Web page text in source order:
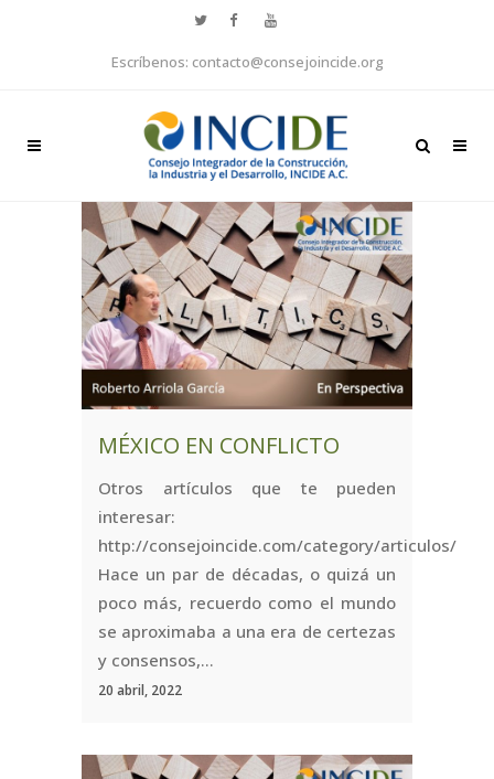
Escríbenos: contacto@consejoincide.org
MÉXICO EN CONFLICTO
Otros artículos que te pueden
interesar:
http://consejoincide.com/category/articulos/
Hace un par de décadas, o quizá un
poco más, recuerdo como el mundo
se aproximaba a una era de certezas
y consensos,...
20 abril, 2022